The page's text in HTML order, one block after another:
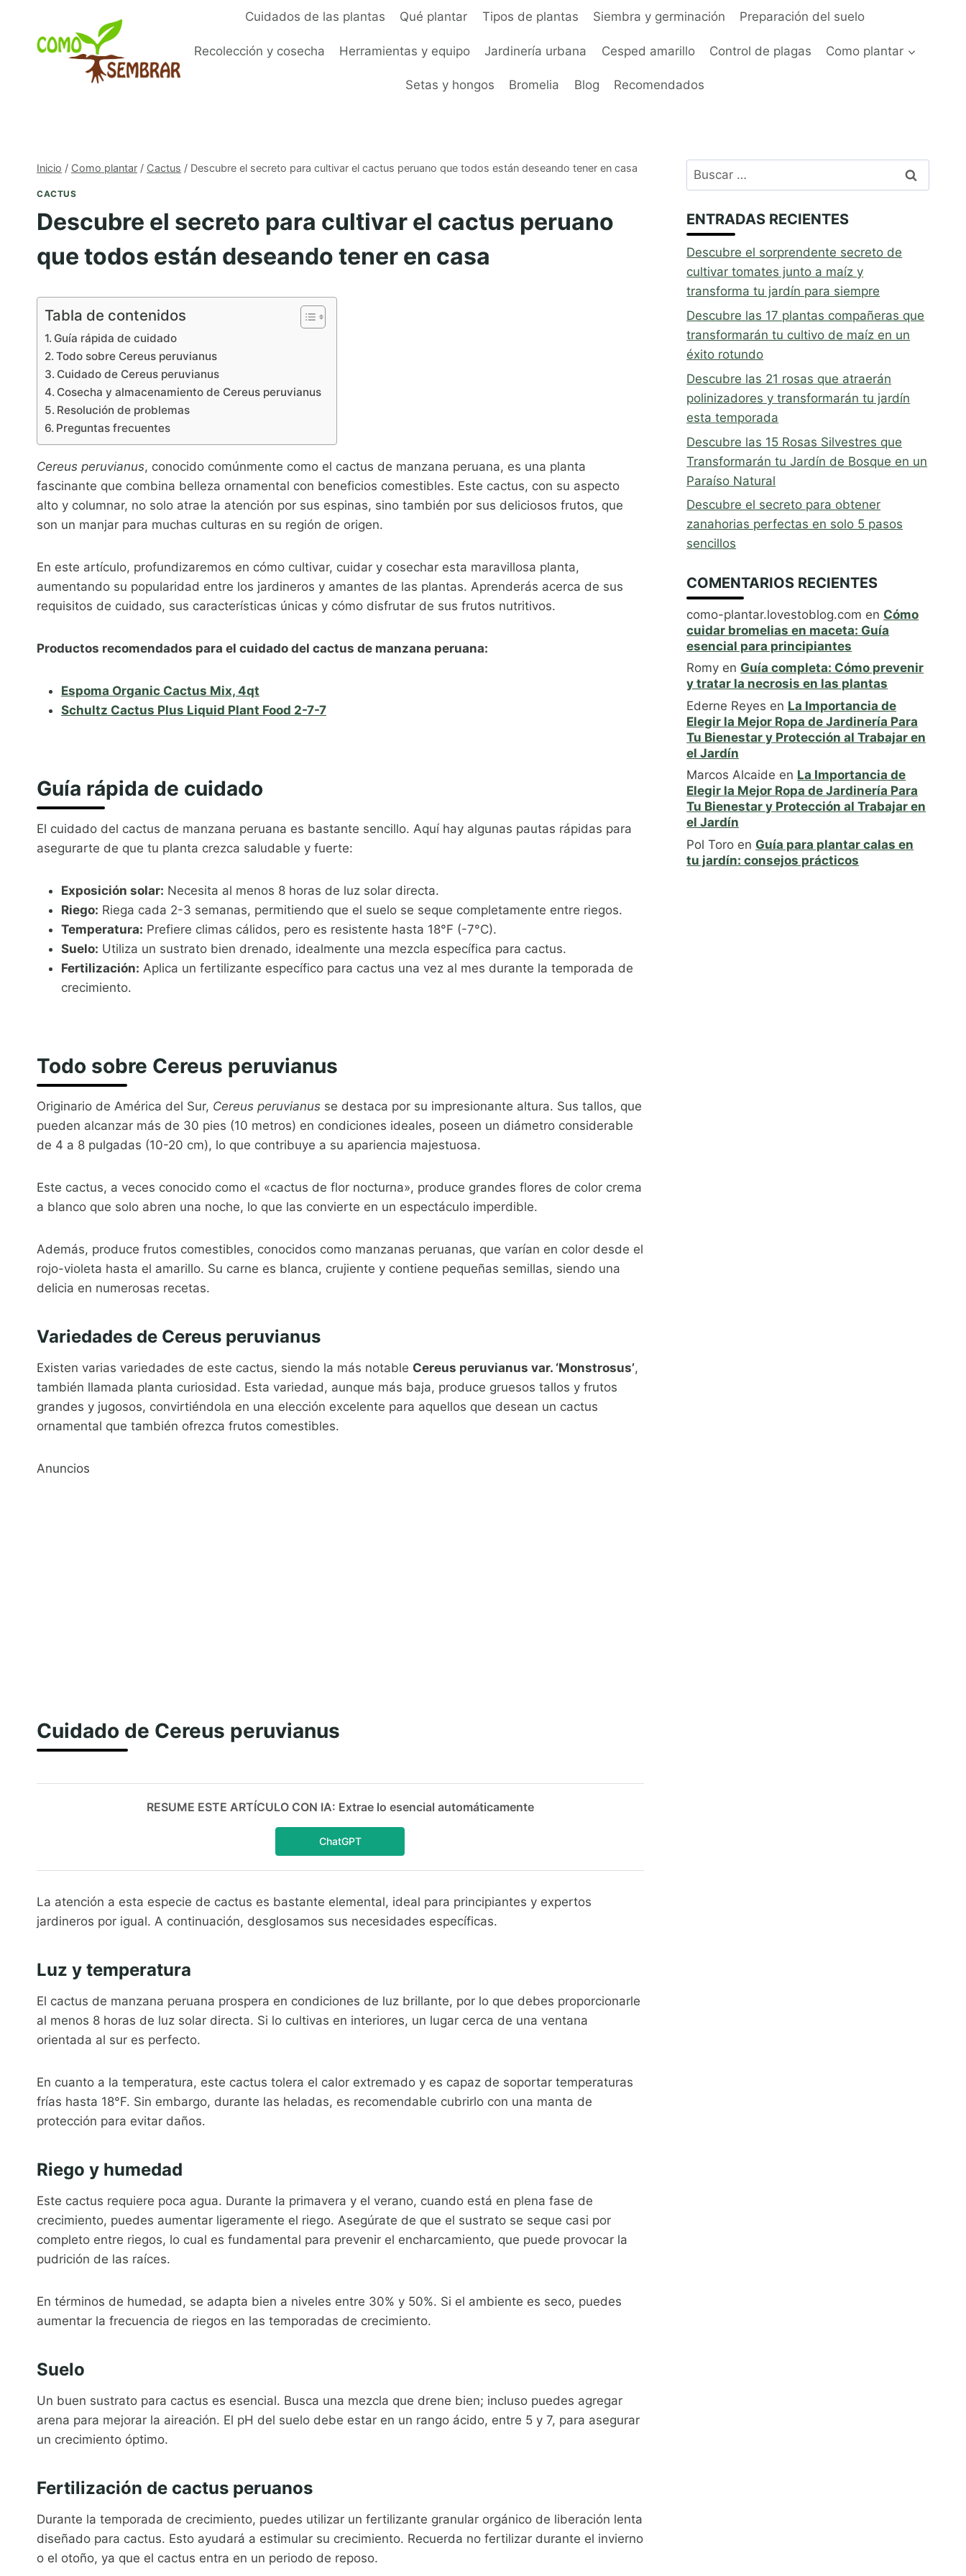
contenido
Cuidados de las plantas Qué plantar Tipos de plantas Siembra y germinación Preparación del suelo
Recolección y cosecha Herramientas y equipo Jardinería urbana Cesped amarillo Control de plagas Como plantar
Setas y hongos Bromelia Blog Recomendados
Inicio / Como plantar / Cactus / Descubre el secreto para cultivar el cactus peruano que todos están deseando tener en casa
CACTUS
Descubre el secreto para cultivar el cactus peruano
que todos están deseando tener en casa
Tabla de contenidos
Guía rápida de cuidado
Todo sobre Cereus peruvianus
Cuidado de Cereus peruvianus
Cosecha y almacenamiento de Cereus peruvianus
Resolución de problemas
Preguntas frecuentes
Cereus peruvianus, conocido comúnmente como el cactus de manzana peruana, es una planta
fascinante que combina belleza ornamental con beneficios comestibles. Este cactus, con su aspecto
alto y columnar, no solo atrae la atención por sus espinas, sino también por sus deliciosos frutos, que
son un manjar para muchas culturas en su región de origen.
En este artículo, profundizaremos en cómo cultivar, cuidar y cosechar esta maravillosa planta,
aumentando su popularidad entre los jardineros y amantes de las plantas. Aprenderás acerca de sus
requisitos de cuidado, sus características únicas y cómo disfrutar de sus frutos nutritivos.
Productos recomendados para el cuidado del cactus de manzana peruana:
Espoma Organic Cactus Mix, 4qt
Schultz Cactus Plus Liquid Plant Food 2-7-7
Guía rápida de cuidado
El cuidado del cactus de manzana peruana es bastante sencillo. Aquí hay algunas pautas rápidas para
asegurarte de que tu planta crezca saludable y fuerte:
Exposición solar: Necesita al menos 8 horas de luz solar directa.
Riego: Riega cada 2-3 semanas, permitiendo que el suelo se seque completamente entre riegos.
Temperatura: Prefiere climas cálidos, pero es resistente hasta 18°F (-7°C).
Suelo: Utiliza un sustrato bien drenado, idealmente una mezcla específica para cactus.
Fertilización: Aplica un fertilizante específico para cactus una vez al mes durante la temporada de
crecimiento.
Todo sobre Cereus peruvianus
Originario de América del Sur, Cereus peruvianus se destaca por su impresionante altura. Sus tallos, que
pueden alcanzar más de 30 pies (10 metros) en condiciones ideales, poseen un diámetro considerable
de 4 a 8 pulgadas (10-20 cm), lo que contribuye a su apariencia majestuosa.
Este cactus, a veces conocido como el «cactus de flor nocturna», produce grandes flores de color crema
a blanco que solo abren una noche, lo que las convierte en un espectáculo imperdible.
Además, produce frutos comestibles, conocidos como manzanas peruanas, que varían en color desde el
rojo-violeta hasta el amarillo. Su carne es blanca, crujiente y contiene pequeñas semillas, siendo una
delicia en numerosas recetas.
Variedades de Cereus peruvianus
Existen varias variedades de este cactus, siendo la más notable Cereus peruvianus var. ‘Monstrosus’,
también llamada planta curiosidad. Esta variedad, aunque más baja, produce gruesos tallos y frutos
grandes y jugosos, convirtiéndola en una elección excelente para aquellos que desean un cactus
ornamental que también ofrezca frutos comestibles.
Anuncios
Cuidado de Cereus peruvianus
RESUME ESTE ARTÍCULO CON IA: Extrae lo esencial automáticamente
ChatGPT
La atención a esta especie de cactus es bastante elemental, ideal para principiantes y expertos
jardineros por igual. A continuación, desglosamos sus necesidades específicas.
Luz y temperatura
El cactus de manzana peruana prospera en condiciones de luz brillante, por lo que debes proporcionarle
al menos 8 horas de luz solar directa. Si lo cultivas en interiores, un lugar cerca de una ventana
orientada al sur es perfecto.
En cuanto a la temperatura, este cactus tolera el calor extremado y es capaz de soportar temperaturas
frías hasta 18°F. Sin embargo, durante las heladas, es recomendable cubrirlo con una manta de
protección para evitar daños.
Riego y humedad
Este cactus requiere poca agua. Durante la primavera y el verano, cuando está en plena fase de
crecimiento, puedes aumentar ligeramente el riego. Asegúrate de que el sustrato se seque casi por
completo entre riegos, lo cual es fundamental para prevenir el encharcamiento, que puede provocar la
pudrición de las raíces.
En términos de humedad, se adapta bien a niveles entre 30% y 50%. Si el ambiente es seco, puedes
aumentar la frecuencia de riegos en las temporadas de crecimiento.
Suelo
Un buen sustrato para cactus es esencial. Busca una mezcla que drene bien; incluso puedes agregar
arena para mejorar la aireación. El pH del suelo debe estar en un rango ácido, entre 5 y 7, para asegurar
un crecimiento óptimo.
Fertilización de cactus peruanos
Durante la temporada de crecimiento, puedes utilizar un fertilizante granular orgánico de liberación lenta
diseñado para cactus. Esto ayudará a estimular su crecimiento. Recuerda no fertilizar durante el invierno
o el otoño, ya que el cactus entra en un periodo de reposo.
Buscar:
ENTRADAS RECIENTES
Descubre el sorprendente secreto de
cultivar tomates junto a maíz y
transforma tu jardín para siempre
Descubre las 17 plantas compañeras que
transformarán tu cultivo de maíz en un
éxito rotundo
Descubre las 21 rosas que atraerán
polinizadores y transformarán tu jardín
esta temporada
Descubre las 15 Rosas Silvestres que
Transformarán tu Jardín de Bosque en un
Paraíso Natural
Descubre el secreto para obtener
zanahorias perfectas en solo 5 pasos
sencillos
COMENTARIOS RECIENTES
como-plantar.lovestoblog.com en Cómo
cuidar bromelias en maceta: Guía
esencial para principiantes
Romy en Guía completa: Cómo prevenir
y tratar la necrosis en las plantas
Ederne Reyes en La Importancia de
Elegir la Mejor Ropa de Jardinería Para
Tu Bienestar y Protección al Trabajar en
el Jardín
Marcos Alcaide en La Importancia de
Elegir la Mejor Ropa de Jardinería Para
Tu Bienestar y Protección al Trabajar en
el Jardín
Pol Toro en Guía para plantar calas en
tu jardín: consejos prácticos